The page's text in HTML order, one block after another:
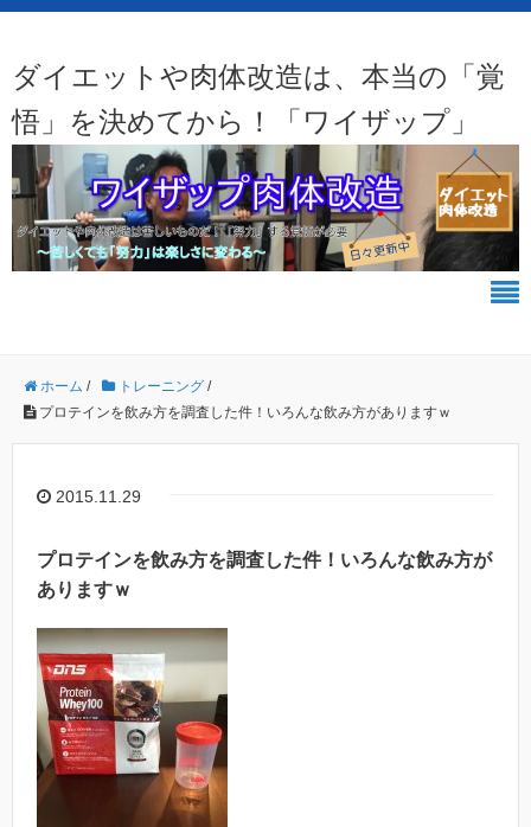
ダイエットや肉体改造は、本当の「覚
悟」を決めてから！「ワイザップ」
ホーム / トレーニング /
プロテインを飲み方を調査した件！いろんな飲み方がありますｗ
2015.11.29
プロテインを飲み方を調査した件！いろんな飲み方が
ありますｗ